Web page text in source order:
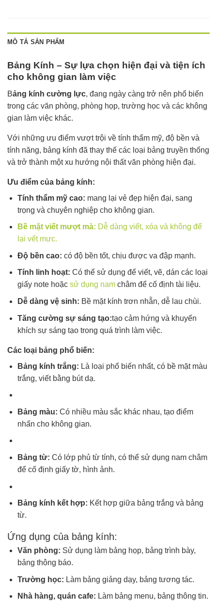
MÔ TẢ SẢN PHẨM
Bảng Kính – Sự lựa chọn hiện đại và tiện ích
cho không gian làm việc
Bảng kính cường lực, đang ngày càng trở nên phổ biến
trong các văn phòng, phòng họp, trường học và các không
gian làm việc khác.
Với những ưu điểm vượt trội về tính thẩm mỹ, độ bền và
tính năng, bảng kính đã thay thế các loại bảng truyền thống
và trở thành một xu hướng nội thất văn phòng hiện đại.
Ưu điểm của bảng kính:
Tính thẩm mỹ cao: mang lại vẻ đẹp hiện đại, sang
trọng và chuyên nghiệp cho không gian.
Bề mặt viết mượt mà: Dễ dàng viết, xóa và không để
lại vết mực.
Độ bền cao: có độ bền tốt, chịu được va đập mạnh.
Tính linh hoạt: Có thể sử dụng để viết, vẽ, dán các loại
giấy note hoặc sử dụng namchâm để cố định tài liệu.
Dễ dàng vệ sinh: Bề mặt kính trơn nhẵn, dễ lau chùi.
Tăng cường sự sáng tạo:tạo cảm hứng và khuyến
khích sự sáng tạo trong quá trình làm việc.
Các loại bảng phổ biến:
Bảng kính trắng: Là loại phổ biến nhất, có bề mặt màu
trắng, viết bằng bút dạ.
Bảng màu: Có nhiều màu sắc khác nhau, tạo điểm
nhấn cho không gian.
Bảng từ: Có lớp phủ từ tính, có thể sử dụng nam châm
để cố định giấy tờ, hình ảnh.
Bảng kính kết hợp: Kết hợp giữa bảng trắng và bảng
từ.
Ứng dụng của bảng kính:
Văn phòng: Sử dụng làm bảng họp, bảng trình bày,
bảng thông báo.
Trường học: Làm bảng giảng dạy, bảng tương tác.
Nhà hàng, quán cafe: Làm bảng menu, bảng thông tin.